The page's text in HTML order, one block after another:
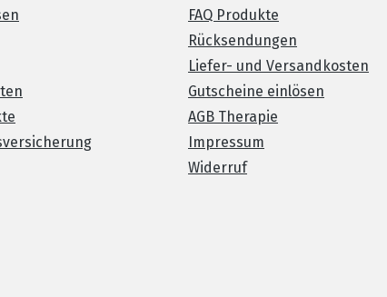
FAQ Produkte
Rücksendungen
Liefer- und Versandkosten
Gutscheine einlösen
AGB Therapie
Impressum
Widerruf